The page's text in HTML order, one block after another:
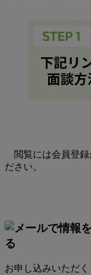
閲覧には会員登録
ださい。
る
お申し込みいただ